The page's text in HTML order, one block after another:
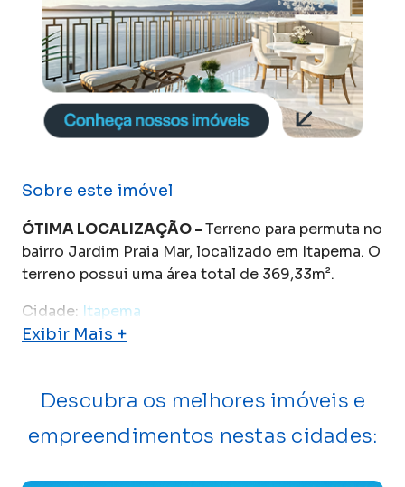
Sobre este imóvel
ÓTIMA LOCALIZAÇÃO -Terreno para permuta no
bairro Jardim Praia Mar, localizado em Itapema. O
terreno possui uma área total de 369,33m².
Cidade: Itapema
Exibir Mais +
Descubra os melhores imóveis e
empreendimentos nestas cidades: